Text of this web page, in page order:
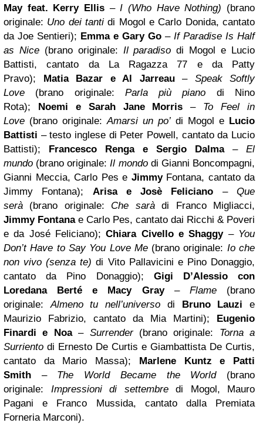
May feat. Kerry Ellis – I (Who Have Nothing) (brano
originale: Uno dei tanti di Mogol e Carlo Donida, cantato
da Joe Sentieri); Emma e Gary Go – If Paradise Is Half
as Nice(brano originale: Il paradiso di Mogol e Lucio
Battisti, cantato da La Ragazza 77 e da Patty
Pravo); Matia Bazar e Al Jarreau– Speak Softly
Love (brano originale: Parla più piano di Nino
Rota); Noemi e Sarah Jane Morris – To Feel in
Love (brano originale: Amarsi un po’ di Mogol e Lucio
Battisti – testo inglese di Peter Powell, cantato da Lucio
Battisti); Francesco Renga e Sergio Dalma– El
mundo (brano originale: Il mondodi Gianni Boncompagni,
Gianni Meccia, Carlo Pes e JimmyFontana, cantato da
Jimmy Fontana); Arisa e Josè Feliciano –Que
serà (brano originale: Che saràdi Franco Migliacci,
Jimmy Fontanae Carlo Pes, cantato dai Ricchi & Poveri
e da José Feliciano);Chiara Civello e Shaggy– You
Don’t Have to Say You Love Me(brano originale: Io che
non vivo (senza te) di Vito Pallavicini e Pino Donaggio,
cantato da Pino Donaggio); Gigi D’Alessio
con
LoredanaBerté e Macy Gray– Flame(brano
originale: Almeno tu nell’universo di Bruno Lauzi e
Maurizio Fabrizio, cantato da Mia Martini); Eugenio
Finardi e Noa– Surrender(brano originale: Torna a
Surriento di Ernesto De Curtis e Giambattista De Curtis,
cantato da Mario Massa); Marlene Kuntz e Patti
Smith – The World Became the World(brano
originale: Impressioni di settembredi Mogol, Mauro
Pagani e Franco Mussida, cantato dalla Premiata
Forneria Marconi).